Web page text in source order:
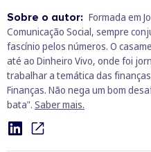
Sobre o autor: Formada em
Comunicação Social, sempre
fascínio pelos números. O
até ao Dinheiro Vivo, onde foi
trabalhar a temática das
Finanças. Não nega um bom
bata". Saber mais.